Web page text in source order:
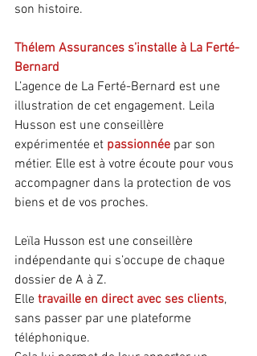
son histoire.
Thélem Assurances s’installe à La Ferté-
Bernard
L’agence de La Ferté-Bernard est une
illustration de cet engagement. Leila
Husson est une conseillère
expérimentée et passionnée par son
métier. Elle est à votre écoute pour vous
accompagner dans la protection de vos
biens et de vos proches.
Leïla Husson est une conseillère
indépendante qui s’occupe de chaque
dossier de A à Z.
Elle travaille en direct avec ses clients,
sans passer par une plateforme
téléphonique.